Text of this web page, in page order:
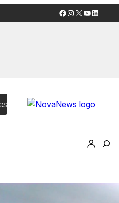
Facebook
Instagram
X YouTube
LinkedIn